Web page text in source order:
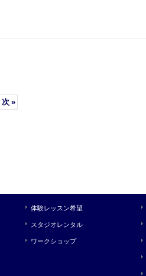
次 »
体験レッスン希望
スタジオレンタル
ワークショップ